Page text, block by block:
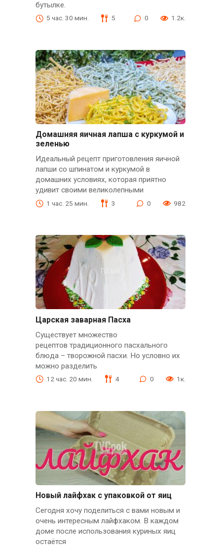
бутылке.
5 час. 30 мин. 5 0 1.2к.
Домашняя яичная лапша с куркумой и
зеленью
Идеальный рецепт приготовления яичной
лапши со шпинатом и куркумой в
домашних условиях, которая приятно
удивит своими великолепными
1 час. 25 мин. 3 0 982
Царская заварная Пасха
Существует множество
рецептов традиционного пасхального
блюда – творожной пасхи. Но условно их
можно разделить
12 час. 20 мин. 4 0 1к.
Новый лайфхак с упаковкой от яиц
Сегодня хочу поделиться с вами новым и
очень интересным лайфхаком. В каждом
доме после использования куриных яиц
остаётся